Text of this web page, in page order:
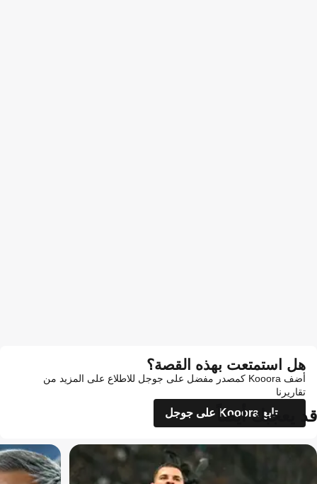
هل استمتعت بهذه القصة؟
أضف Kooora كمصدر مفضل على جوجل للاطلاع على المزيد من
تقاريرنا
تابع Kooora على جوجل
قد يعجبك أيضاً